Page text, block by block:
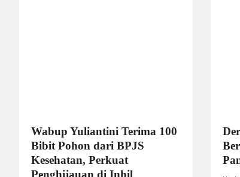
Wabup Yuliantini Terima 100
Bibit Pohon dari BPJS
Kesehatan, Perkuat
Penghijauan di Inhil